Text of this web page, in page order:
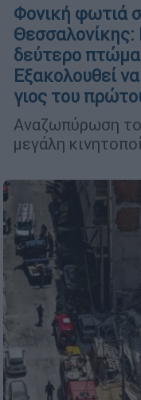
Φονική φωτιά
Θεσσαλονίκης:
δεύτερο πτώμα
Εξακολουθεί
γιος του
Αναζωπύρωση
μεγάλη